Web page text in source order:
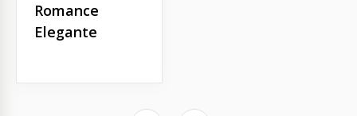
Romance
Elegante